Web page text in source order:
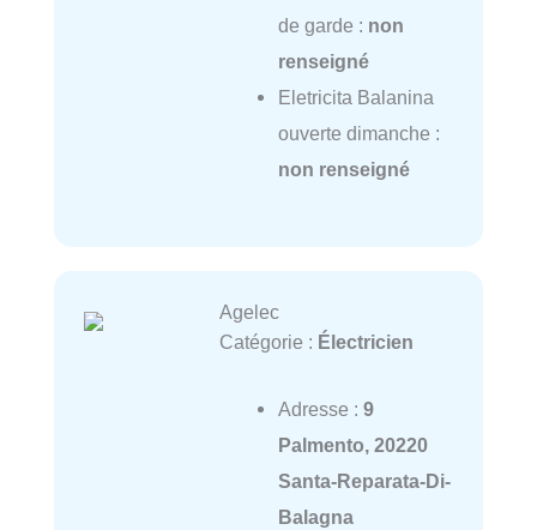
de garde : non
renseigné
Eletricita Balanina
ouverte dimanche :
non renseigné
Agelec
Catégorie : Électricien
Adresse : 9
Palmento, 20220
Santa-Reparata-Di-
Balagna